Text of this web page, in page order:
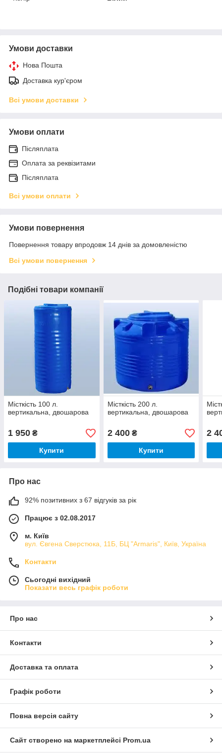
Умови доставки
Нова Пошта
Доставка кур'єром
Всі умови доставки
Умови оплати
Післяплата
Оплата за реквізитами
Післяплата
Всі умови оплати
Умови повернення
Повернення товару впродовж 14 днів за домовленістю
Всі умови повернення
Подібні товари компанії
Місткість 100 л.
вертикальна, двошарова
1 950 ₴
Купити
Місткість 200 л.
вертикальна, двошарова
2 400₴
Купити
2
Про нас
92% позитивних з 67 відгуків за рік
Працює з 02.08.2017
м. Київ
вул. Євгена Сверстюка, 11Б, БЦ "Armaris", Київ, Україна
Контакти
Сьогодні вихідний
Показати весь графік роботи
Про нас
Контакти
Доставка та оплата
Графік роботи
Повна версія сайту
Сайт створено на маркетплейсі Prom.ua